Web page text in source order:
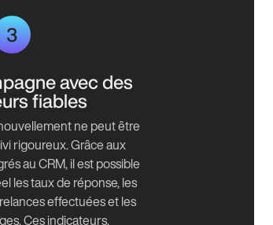
3
avec des
fiables
ne peut être
rigoureux. Grâce aux
au CRM, il est possible
les taux de réponse, les
effectuées et les
Ces indicateurs,